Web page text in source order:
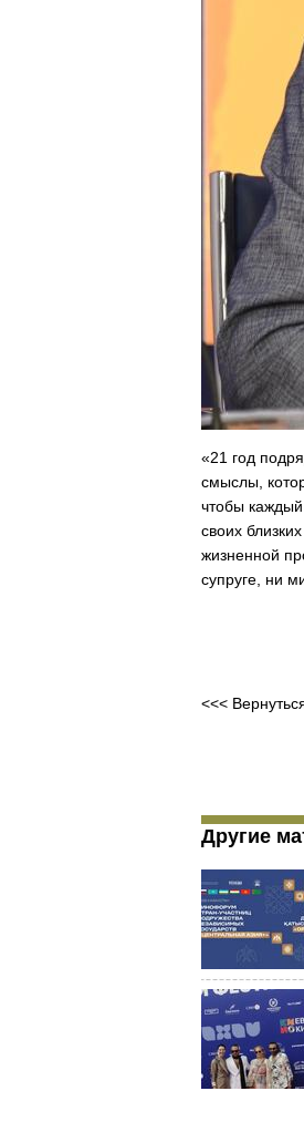
«21 год
смыслы,
чтобы
своих
жизненной
супруге, ни
<<<
Другие